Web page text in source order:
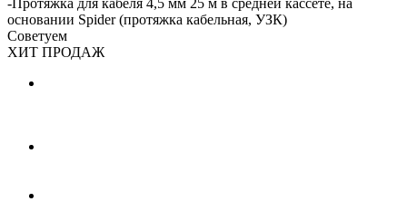
основании Spider (протяжка кабельная, УЗК)
Советуем
ХИТ ПРОДАЖ